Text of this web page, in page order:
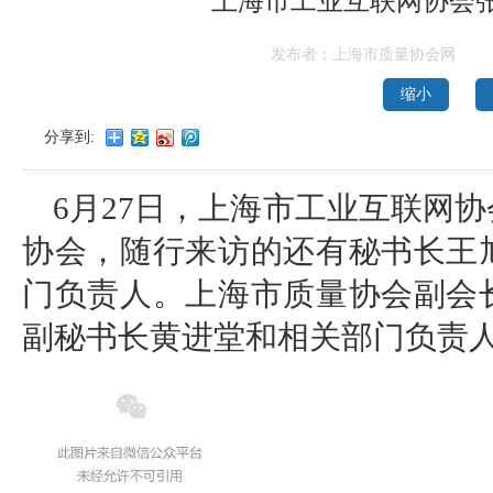
发布者：上海市质量协会网
缩小
分享到:
6月27日，上海市工业互联网
协会，随行来访的还有秘书长
门负责人。上海市质量协会副
副秘书长黄进堂和相关部门负责